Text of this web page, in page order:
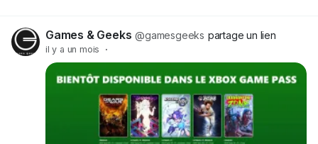
incontournable pour les fans est apparu en premier sur
Games & Geeks.
Games & Geeks @gamesgeeks partage un lien
il y a un mois ·